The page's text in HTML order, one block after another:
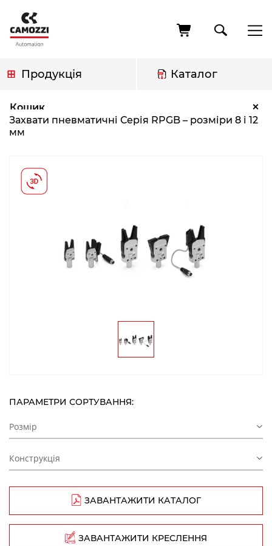
основного
вмісту
Продукція Каталог
Кошик ×
навіґації
Захвати пневматичні Серія RPGB – розміри 8 і 12
мм
ПАРАМЕТРИ СОРТУВАННЯ:
Розмір
Конструкція
ЗАВАНТАЖИТИ КАТАЛОГ
ЗАВАНТАЖИТИ КРЕСЛЕННЯ